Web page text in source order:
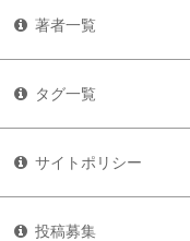
著者一覧
タグ一覧
サイトポリシー
投稿募集